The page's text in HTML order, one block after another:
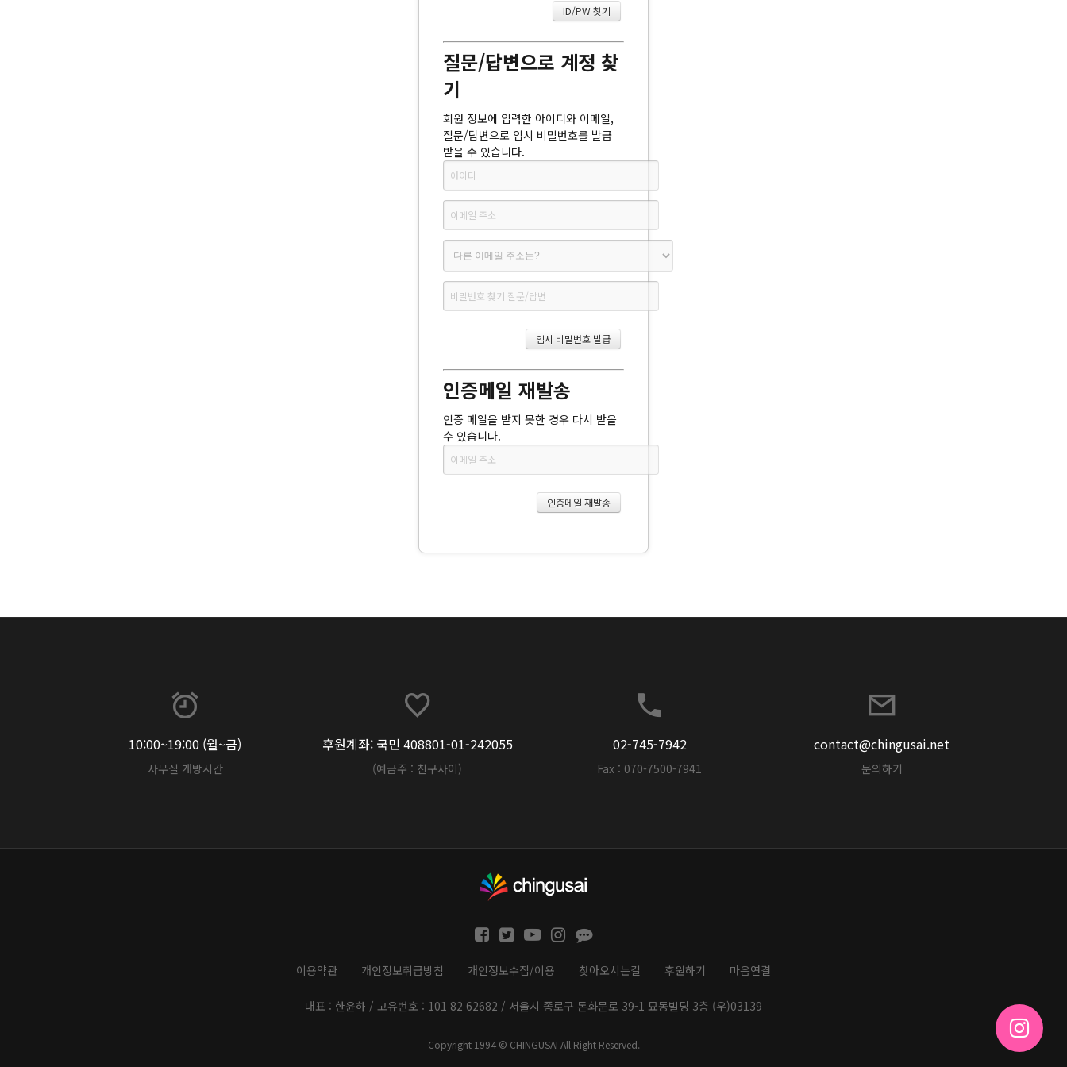
질문/답변으로 계정 찾
기
회원 정보에 입력한 아이디와 이메일,
질문/답변으로 임시 비밀번호를 발급
받을 수 있습니다.
인증메일 재발송
인증 메일을 받지 못한 경우 다시 받을
수 있습니다.
10:00~19:00 (월~금)
사무실 개방시간
후원계좌: 국민 408801-01-242055
(예금주 : 친구사이)
02-745-7942
Fax : 070-7500-7941
contact@chingusai.net
문의하기
이용약관 개인정보취급방침 개인정보수집/이용 찾아오시는길 후원하기 마음연결
대표 : 한윤하 / 고유번호 : 101 82 62682 / 서울시 종로구 돈화문로 39-1 묘동빌딩 3층 (우)03139
Copyright 1994 © CHINGUSAI All Right Reserved.